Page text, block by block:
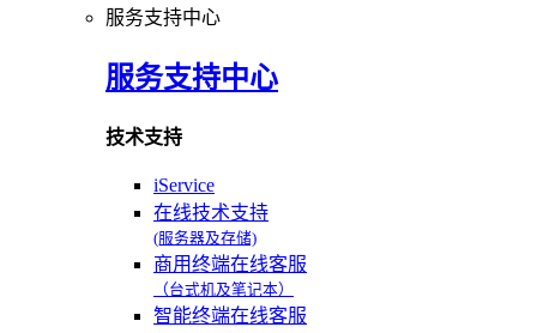
服务支持中心
服务支持中心
技术支持
iService
在线技术支持
(服务器及存储)
商用终端在线客服
（台式机及笔记本）
智能终端在线客服